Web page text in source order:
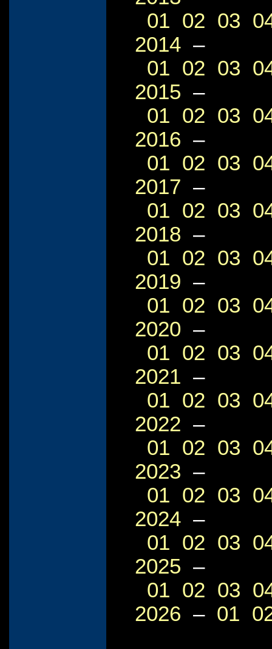
01 02 03
2014 –
01 02 03
2015 –
01 02 03
2016 –
01 02 03
2017 –
01 02 03
2018 –
01 02 03
2019 –
01 02 03
2020 –
01 02 03
2021 –
01 02 03
2022 –
01 02 03
2023 –
01 02 03
2024 –
01 02 03
2025 –
01 02 03
2026 – 01